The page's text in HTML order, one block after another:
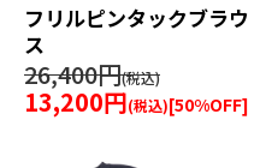
フリルピンタックブラウ
ス
26,400円
13,200円 [50%OFF]